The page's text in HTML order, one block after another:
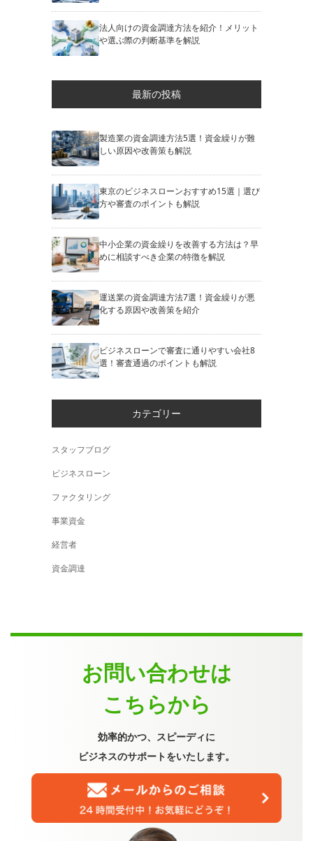
法人向けの資金調達方法を紹介！メリット
や選ぶ際の判断基準を解説
最新の投稿
製造業の資金調達方法5選！資金繰りが難
しい原因や改善策も解説
東京のビジネスローンおすすめ15選｜選び
方や審査のポイントも解説
中小企業の資金繰りを改善する方法は？早
めに相談すべき企業の特徴を解説
運送業の資金調達方法7選！資金繰りが悪
化する原因や改善策を紹介
ビジネスローンで審査に通りやすい会社8
選！審査通過のポイントも解説
カテゴリー
スタッフブログ
ビジネスローン
ファクタリング
事業資金
経営者
資金調達
お問い合わせは
こちらから
効率的かつ、スピーディに
ビジネスのサポートをいたします。